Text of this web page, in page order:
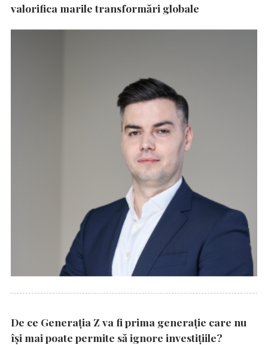
valorifica marile transformări globale
De ce Generația Z va fi prima generație care nu
își mai poate permite să ignore investițiile?